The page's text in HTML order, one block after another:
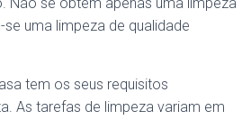
uma limpeza de qualidade
tem os seus requisitos
As tarefas de limpeza variam em